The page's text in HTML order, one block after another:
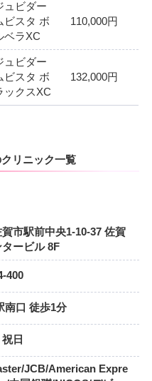
ュビダー
ビスタ ボ
ベラXC
110,000円
ュビダー
ビスタ ボ
ックスXC
132,000円
リニック一覧
市駅前中央1-10-37 佐賀
ービル 8F
400
南口 徒歩1分
日
JCB/American Expre